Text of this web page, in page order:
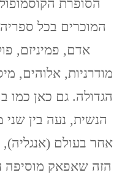
הסופרת
המוכרים בכל
אדם, פמיניזם,
מודרניות, אלוהים,
הגדולה. גם כאן כמו
הנשית, נעה בין
אחר בעולם (אנגליה),
הזה שאפאק מוסיפה